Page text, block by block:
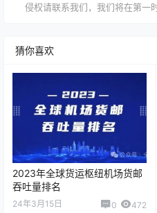
侵权请联系我们，我们将在第一
猜你喜欢
2023年全球货运枢纽机场货邮
吞吐量排名
24年3月15日 0 472